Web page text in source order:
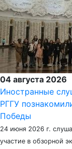
04 августа 2026
Иностранные
РГГУ
Победы
24 июня 2026 г.
участие в обзорной